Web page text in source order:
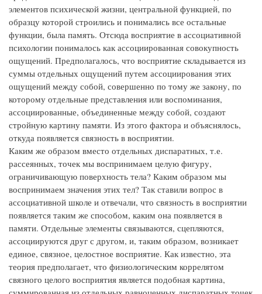
элементов психической жизни, центральной функцией, по
образцу которой строились и понимались все остальные
функции, была память. Отсюда восприятие в ассоциативной
психологии понималось как ассоциированная совокупность
ощущений. Предполагалось, что восприятие складывается из
суммы отдельных ощущений путем ассоциирования этих
ощущений между собой, совершенно по тому же закону, по
которому отдельные представления или воспоминания,
ассоциированные, объединенные между собой, создают
стройную картину памяти. Из этого фактора и объяснялось,
откуда появляется связность в восприятии.
Каким же образом вместо отдельных диспаратных, т.е.
рассеянных, точек мы воспринимаем целую фигуру,
ограничивающую поверхность тела? Каким образом мы
воспринимаем значения этих тел? Так ставили вопрос в
ассоциативной школе и отвечали, что связность в восприятии
появляется таким же способом, каким она появляется в
памяти. Отдельные элементы связываются, сцепляются,
ассоциируются друг с другом, и, таким образом, возникает
единое, связное, целостное восприятие. Как известно, эта
теория предполагает, что физиологическим коррелятом
связного целого восприятия является подобная картина,